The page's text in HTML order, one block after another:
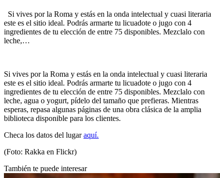
Si vives por la Roma y estás en la onda intelectual y cuasi literaria
este es el sitio ideal. Podrás armarte tu licuadote o jugo con 4
ingredientes de tu elección de entre 75 disponibles. Mezclalo con
leche,…
Si vives por la Roma y estás en la onda intelectual y cuasi literaria
este es el sitio ideal. Podrás armarte tu licuadote o jugo con 4
ingredientes de tu elección de entre 75 disponibles. Mezclalo con
leche, agua o yogurt, pídelo del tamaño que prefieras. Mientras
esperas, repasa algunas páginas de una obra clásica de la amplia
biblioteca disponible para los clientes.
Checa los datos del lugaraquí.
(Foto: Rakka en Flickr)
También te puede interesar